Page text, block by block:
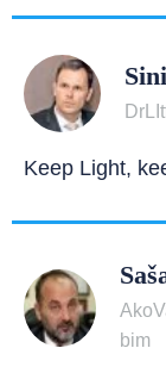
Keep Light,
bim